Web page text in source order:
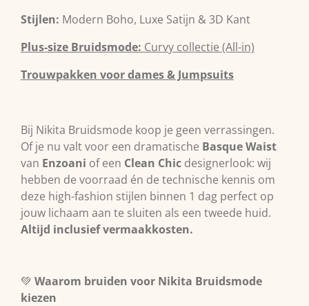
Stijlen: Modern Boho, Luxe Satijn & 3D Kant
Plus-size Bruidsmode: Curvy collectie (All-in)
Trouwpakken voor dames & Jumpsuits
Bij Nikita Bruidsmode koop je geen verrassingen.
Of je nu valt voor een dramatische Basque Waist
van Enzoani of een Clean Chic designerlook: wij
hebben de voorraad én de technische kennis om
deze high-fashion stijlen binnen 1 dag perfect op
jouw lichaam aan te sluiten als een tweede huid.
Altijd inclusief vermaakkosten.
💚 Waarom bruiden voor Nikita Bruidsmode
kiezen